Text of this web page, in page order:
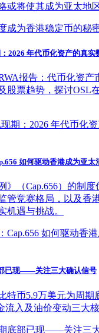
或将使其成为亚太地
成为香港稳定币的秘
2026 年代币化资产的真实
报告：代币化资产
股票趋势，探讨OSL
期：2026 年代币化
如何驱动香港成为亚太
》（Cap.656）的制
管竞赛格局，以及香
机遇与挑战。
Cap.656 如何驱动香
已现——关注三大确认信号
特币5.9万美元为周期
流入及油价变动三大核
底部已现——关注三